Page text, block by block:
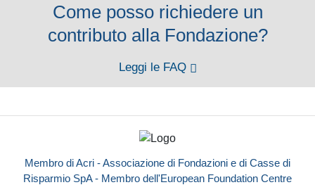
Come posso richiedere un
contributo alla Fondazione?
Leggi le FAQ
Membro di Acri - Associazione di Fondazioni e di Casse di
Risparmio SpA - Membro dell'European Foundation Centre